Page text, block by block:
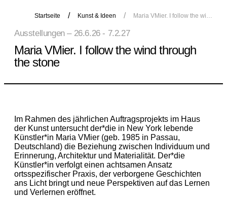
Startseite Kunst & Ideen
Ausstellungen – 26.6.26 - 7.2.27
Maria VMier. I follow the wind through
the stone
Im Rahmen des jährlichen Auftragsprojekts im Haus
der Kunst untersucht der*die in New York lebende
Künstler*in Maria VMier (geb. 1985 in Passau,
Deutschland) die Beziehung zwischen Individuum und
Erinnerung, Architektur und Materialität. Der*die
Künstler*in verfolgt einen achtsamen Ansatz
ortsspezifischer Praxis, der verborgene Geschichten
ans Licht bringt und neue Perspektiven auf das Lernen
und Verlernen eröffnet.